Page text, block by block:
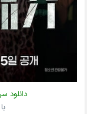
دانلود